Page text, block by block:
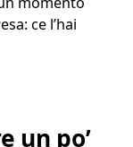
ce l’hai
un po’